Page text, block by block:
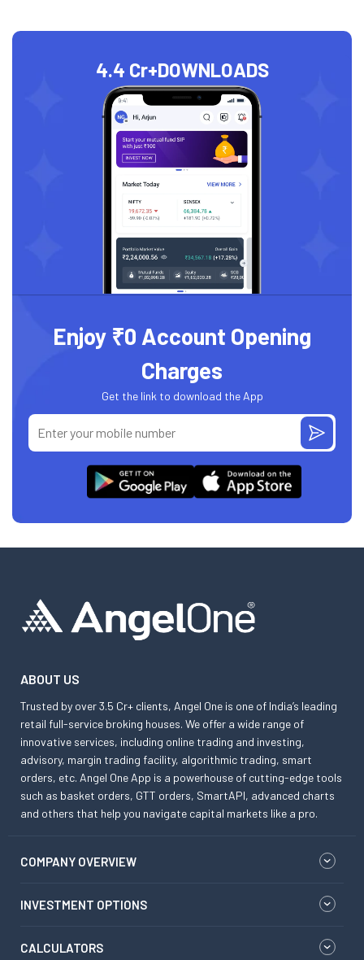
4.4 Cr+DOWNLOADS
Enjoy ₹0 Account Opening
Charges
Get the link to download the App
ABOUT US
Trusted by over 3.5 Cr+ clients, Angel One is one of India’s leading
retail full-service broking houses. We offer a wide range of
innovative services, including online trading and investing,
advisory, margin trading facility, algorithmic trading, smart
orders, etc. Angel One App is a powerhouse of cutting-edge tools
such as basket orders, GTT orders, SmartAPI, advanced charts
and others that help you navigate capital markets like a pro.
COMPANY OVERVIEW
INVESTMENT OPTIONS
CALCULATORS